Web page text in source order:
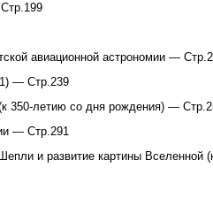
авиационной астрономии —
— Стр.239
350-летию со дня рождения) —
— Стр.291
и развитие картины Вселенной